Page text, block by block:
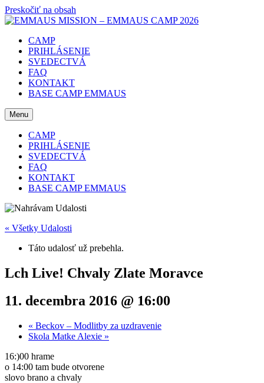
Preskočiť na obsah
CAMP
PRIHLÁSENIE
SVEDECTVÁ
FAQ
KONTAKT
BASE CAMP EMMAUS
Menu
CAMP
PRIHLÁSENIE
SVEDECTVÁ
FAQ
KONTAKT
BASE CAMP EMMAUS
« Všetky Udalosti
Táto udalosť už prebehla.
Lch Live! Chvaly Zlate Moravce
11. decembra 2016 @ 16:00
« Beckov – Modlitby za uzdravenie
Skola Matke Alexie »
16:)00 hrame
o 14:00 tam bude otvorene
slovo brano a chvaly